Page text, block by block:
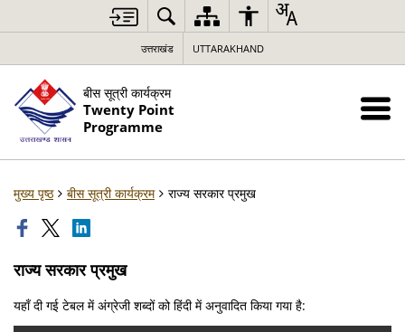
उत्तराखंड UTTARAKHAND
बीस सूत्री कार्यक्रम
Twenty Point
Programme
मुख्य पृष्ठ बीस सूत्री कार्यक्रम राज्य सरकार प्रमुख
राज्य सरकार प्रमुख
यहाँ दी गई टेबल में अंग्रेजी शब्दों को हिंदी में अनुवादित किया गया है: